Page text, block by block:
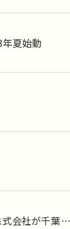
夏始動
会社が千葉誉